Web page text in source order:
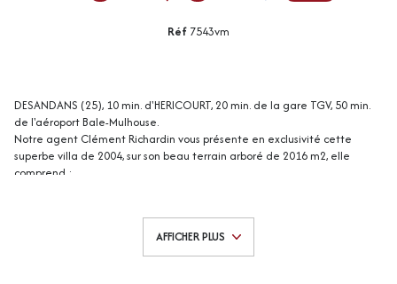
Réf 7543vm
DESANDANS (25), 10 min. d'HERICOURT, 20 min. de la gare TGV, 50 min.
de l'aéroport Bale-Mulhouse.
Notre agent Clément Richardin vous présente en exclusivité cette
superbe villa de 2004, sur son beau terrain arboré de 2016 m2, elle
comprend :
cuisine équipée (13 m² env), salle de bains (12 m² env), une chambre
(17 m² env), wc, buanderie (9 m² env), un cellier (4,5 m² env).
A l'étage : mezzanine (39 m² env), une chambre (19 m² env) , une
AFFICHER PLUS